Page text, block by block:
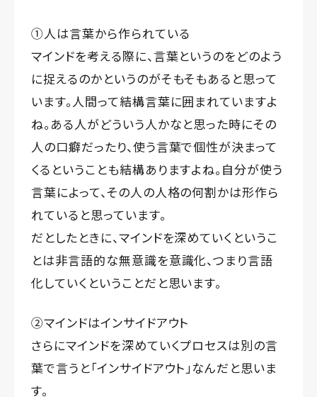
①人は言葉から作られている
マインドを考える際に、言葉というのをどのよう
に捉えるのかというのがそもそもあると思って
います。人間って結構言葉に囲まれていますよ
ね。ある人がどういう人かなと思った時にその
人の口癖だったり、使う言葉で個性が決まって
くるということも結構ありますよね。自分が使う
言葉によって、その人の人格の何割かは形作ら
れていると思っています。
だとしたときに、マインドを深めていくというこ
とは非言語的な無意識を意識化、つまり言語
化していくということだと思います。
②マインドはインサイドアウト
さらにマインドを深めていくプロセスは別の言
葉で言うと「インサイドアウト」なんだと思いま
す。